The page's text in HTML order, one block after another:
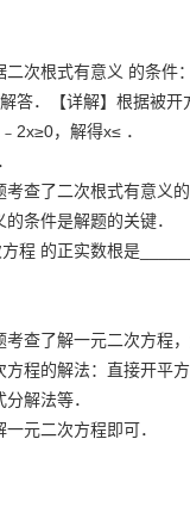
二次根式有意义 的条件
答．【详解】根据被开
，解得x≤ ．
考查了二次根式有意义
条件是解题的关键．
程 的正实数根是
考查了解一元二次方程
方程的解法：直接开平方
解法等．
元二次方程即可．